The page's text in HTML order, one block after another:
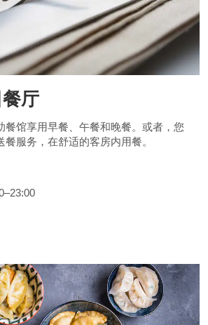
厅
餐馆享用早餐、午餐和晚餐。或者，您
服务，在舒适的客房内用餐。